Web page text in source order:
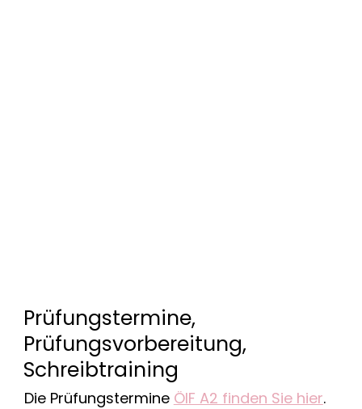
Prüfungstermine,
Prüfungsvorbereitung,
Schreibtraining
Die Prüfungstermine ÖIF A2 finden Sie hier.